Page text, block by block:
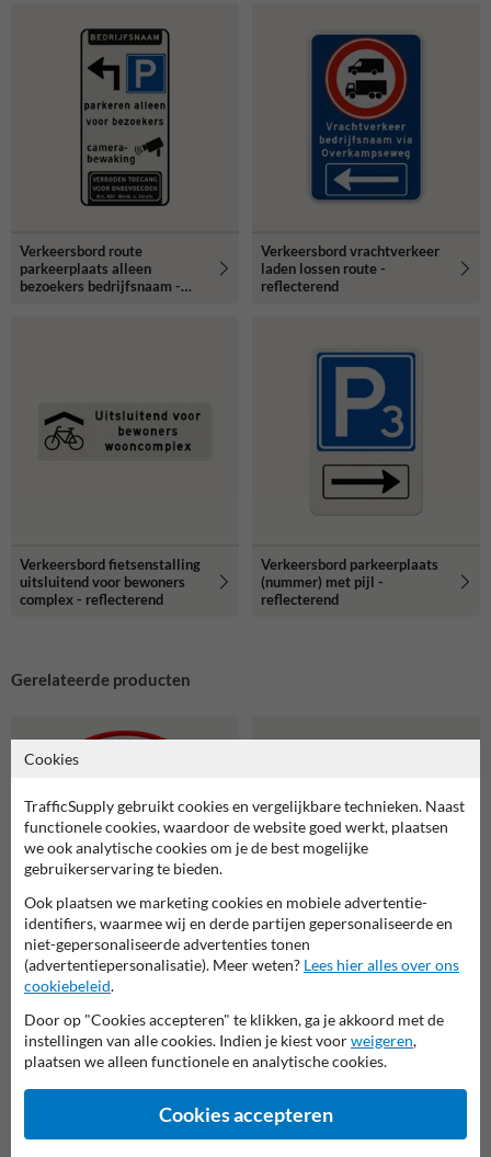
Verkeersbord route
parkeerplaats alleen
bezoekers bedrijfsnaam -
Verkeersbord vrachtverkeer
laden lossen route -
reflecterend
Verkeersbord fietsenstalling
uitsluitend voor bewoners
complex - reflecterend
Verkeersbord parkeerplaats
(nummer) met pijl -
reflecterend
Gerelateerde producten
Verkeersbord RVV C02 -
Eenrichtingsweg, in deze
richting gesloten
Verkeersbord RVV B06 -
Cookies
TrafficSupply gebruikt cookies en vergelijkbare technieken. Naast
functionele cookies, waardoor de website goed werkt, plaatsen
we ook analytische cookies om je de best mogelijke
gebruikerservaring te bieden.
Ook plaatsen we marketing cookies en mobiele advertentie-
identifiers, waarmee wij en derde partijen gepersonaliseerde en
niet-gepersonaliseerde advertenties tonen
(advertentiepersonalisatie). Meer weten? Lees hier alles over ons
cookiebeleid.
Door op "Cookies accepteren" te klikken, ga je akkoord met de
instellingen van alle cookies. Indien je kiest voorweigeren,
plaatsen we alleen functionele en analytische cookies.
Cookies accepteren